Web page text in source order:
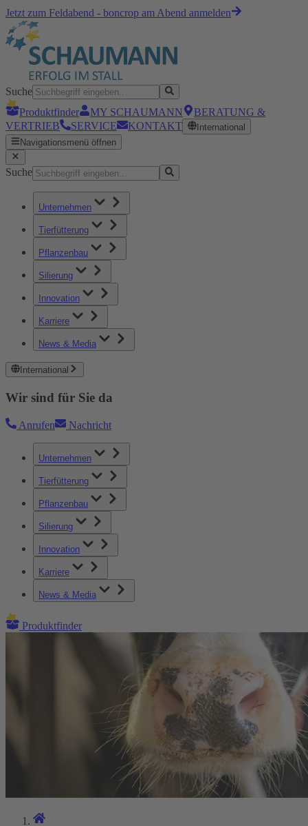
Jetzt zum Feldabend - boncrop am Abend anmelden
Suche
Produktfinder
MY SCHAUMANN
BERATUNG &
VERTRIEB
SERVICE KONTAKT
International
Navigationsmenü öffnen
Suche
Unternehmen
Tierfütterung
Pflanzenbau
Silierung
Innovation
Karriere
News & Media
International
Wir sind für Sie da
Anrufen Nachricht
Unternehmen
Tierfütterung
Pflanzenbau
Silierung
Innovation
Karriere
News & Media
Produktfinder